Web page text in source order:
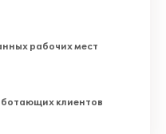
рабочих мест
клиентов